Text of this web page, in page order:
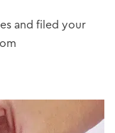
and filed your